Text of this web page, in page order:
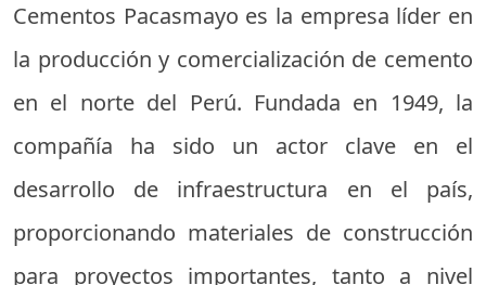
Cementos Pacasmayo es la empresa líder en
la producción y comercialización de cemento
en el norte del Perú. Fundada en 1949, la
compañía ha sido un actor clave en el
desarrollo de infraestructura en el país,
proporcionando materiales de construcción
para proyectos importantes, tanto a nivel